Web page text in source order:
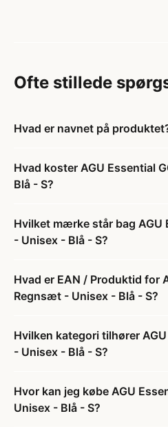
Ofte stillede
Hvad er navnet på
Hvad koster AGU Essential
Blå - S?
Hvilket mærke står bag AGU
- Unisex - Blå - S?
Hvad er EAN / Produktid for
Regnsæt - Unisex - Blå - S?
Hvilken kategori tilhører
- Unisex - Blå - S?
Hvor kan jeg købe AGU
Unisex - Blå - S?